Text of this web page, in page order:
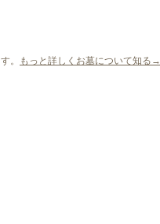
。 もっと詳しくお墓について知る→